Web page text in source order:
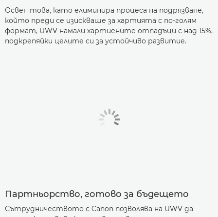
Освен това, като елиминира процеса на подрязване,
който преди се изискваше за хартията с по-голям
формат, UWV намали хартиените отпадъци с над 15%,
подкрепяйки целите си за устойчиво развитие.
Партньорство, готово за бъдещето
Сътрудничеството с Canon позволява на UWV да